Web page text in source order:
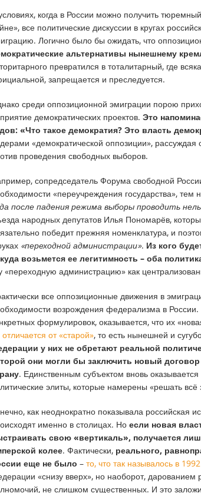
когда в России можно получить
все политические дискуссии в кругах
Логично было бы ожидать, что
альтернативы нынешнему
превратился в тоталитарный, где
запрещается и преследуется.
среди оппозиционной эмиграции порою
демократических проектов. Это
«Что такое демократия? Это власть
«демократической оппозиции», рассуждая
проведения свободных выборов.
сопредседатель Форума свободной
«переучреждения государства», тем
после падения режима выборы проводить
народных депутатов Илья Пономарёв,
победит прежняя номенклатура, и
«переходной администрации». Из кого
возьмется ее легитимность – оба
«переходную администрацию» как
все оппозиционные движения в
возрождения федерализма в России.
формулировок, оказывается, что их
отличается от «старой», то есть нынешней и
у них не обретают реальной
они могли бы заключить новый
. Единственным субъектом вновь
элиты, которые намерены «решать всё
как неоднократно показывала российская
именно в столицах. Но если новая
свою «вертикаль», получается
колее. Фактически, реального,
еще не было – то, что так называлось в
«снизу вверх», но наоборот, дарованием
не слишком существенных. И это